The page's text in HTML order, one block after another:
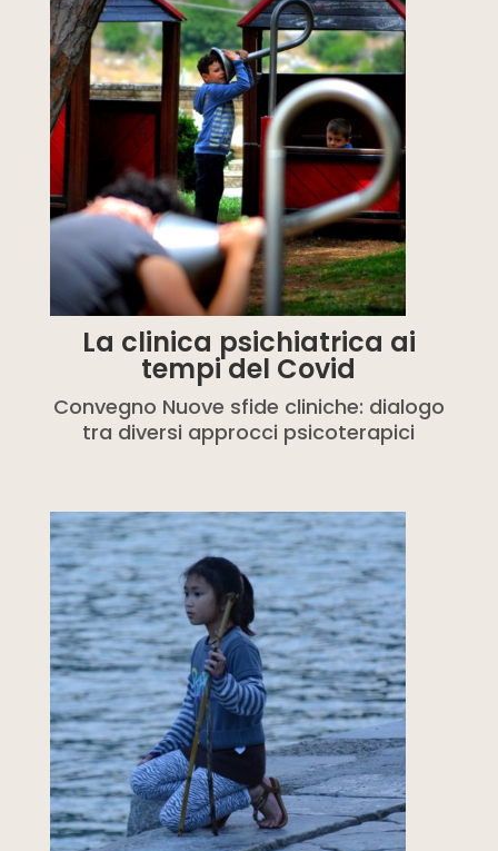
La clinica psichiatrica ai
tempi del Covid
Convegno Nuove sfide cliniche: dialogo
tra diversi approcci psicoterapici